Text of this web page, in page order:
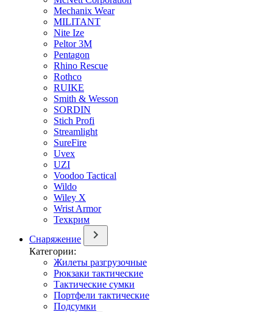
Mechanix Wear
MILITANT
Nite Ize
Peltor 3M
Pentagon
Rhino Rescue
Rothco
RUIKE
Smith & Wesson
SORDIN
Stich Profi
Streamlight
SureFire
Uvex
UZI
Voodoo Tactical
Wildo
Wiley X
Wrist Armor
Техкрим
Снаряжение
Категории:
Жилеты разгрузочные
Рюкзаки тактические
Тактические сумки
Портфели тактические
Подсумки